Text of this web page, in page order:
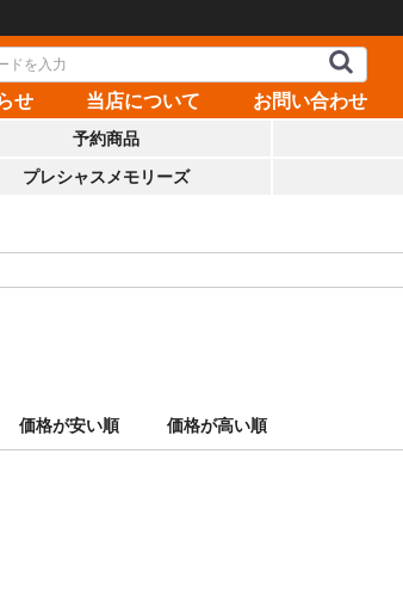
せ 当店について お問い合わせ
予約商品
プレシャスメモリーズ
価格が安い順 価格が高い順